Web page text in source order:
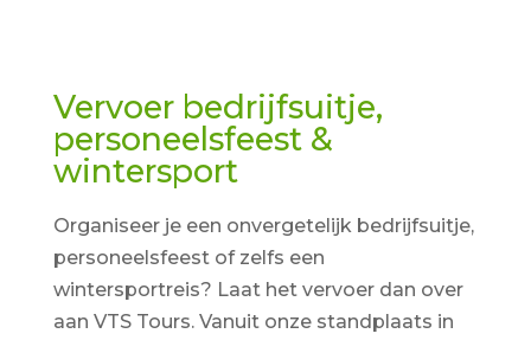
Vervoer bedrijfsuitje,
personeelsfeest &
wintersport
Organiseer je een onvergetelijk bedrijfsuitje,
personeelsfeest of zelfs een
wintersportreis? Laat het vervoer dan over
aan VTS Tours. Vanuit onze standplaats in